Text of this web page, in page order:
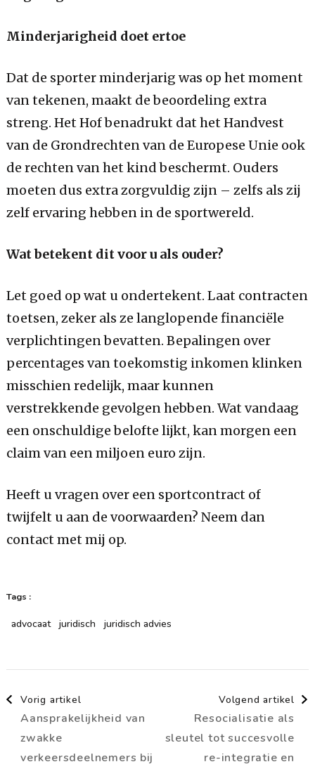
Minderjarigheid doet ertoe
Dat de sporter minderjarig was op het moment
van tekenen, maakt de beoordeling extra
streng. Het Hof benadrukt dat het Handvest
van de Grondrechten van de Europese Unie ook
de rechten van het kind beschermt. Ouders
moeten dus extra zorgvuldig zijn – zelfs als zij
zelf ervaring hebben in de sportwereld.
Wat betekent dit voor u als ouder?
Let goed op wat u ondertekent. Laat contracten
toetsen, zeker als ze langlopende financiële
verplichtingen bevatten. Bepalingen over
percentages van toekomstig inkomen klinken
misschien redelijk, maar kunnen
verstrekkende gevolgen hebben. Wat vandaag
een onschuldige belofte lijkt, kan morgen een
claim van een miljoen euro zijn.
Heeft u vragen over een sportcontract of
twijfelt u aan de voorwaarden? Neem dan
contact met mij op.
Tags :
advocaat juridisch juridisch advies
Berichtnavigatie
Vorig artikel
Aansprakelijkheid van
zwakke
verkeersdeelnemers bij
Volgend artikel
Resocialisatie als
sleutel tot succesvolle
re-integratie en